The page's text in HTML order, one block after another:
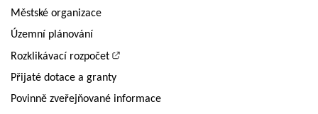
Městské organizace
Územní plánování
Rozklikávací rozpočet
Přijaté dotace a granty
Povinně zveřejňované informace